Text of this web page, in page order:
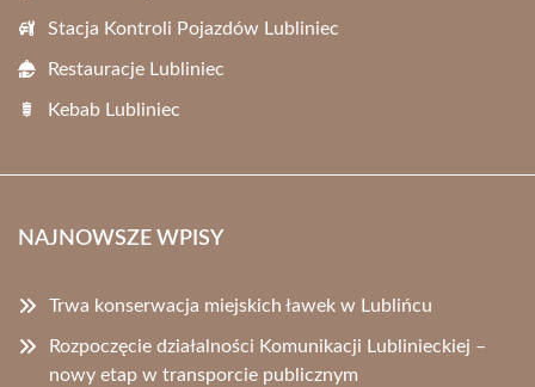
Stacja Kontroli Pojazdów Lubliniec
Restauracje Lubliniec
Kebab Lubliniec
NAJNOWSZE WPISY
Trwa konserwacja miejskich ławek w Lublińcu
Rozpoczęcie działalności Komunikacji Lublinieckiej –
nowy etap w transporcie publicznym